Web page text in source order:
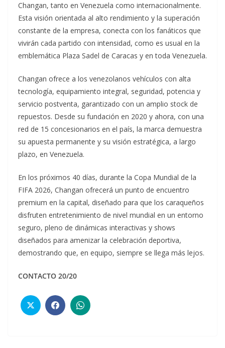
Changan, tanto en Venezuela como internacionalmente.
Esta visión orientada al alto rendimiento y la superación
constante de la empresa, conecta con los fanáticos que
vivirán cada partido con intensidad, como es usual en la
emblemática Plaza Sadel de Caracas y en toda Venezuela.
Changan ofrece a los venezolanos vehículos con alta
tecnología, equipamiento integral, seguridad, potencia y
servicio postventa, garantizado con un amplio stock de
repuestos. Desde su fundación en 2020 y ahora, con una
red de 15 concesionarios en el país, la marca demuestra
su apuesta permanente y su visión estratégica, a largo
plazo, en Venezuela.
En los próximos 40 días, durante la Copa Mundial de la
FIFA 2026, Changan ofrecerá un punto de encuentro
premium en la capital, diseñado para que los caraqueños
disfruten entretenimiento de nivel mundial en un entorno
seguro, pleno de dinámicas interactivas y shows
diseñados para amenizar la celebración deportiva,
demostrando que, en equipo, siempre se llega más lejos.
CONTACTO 20/20